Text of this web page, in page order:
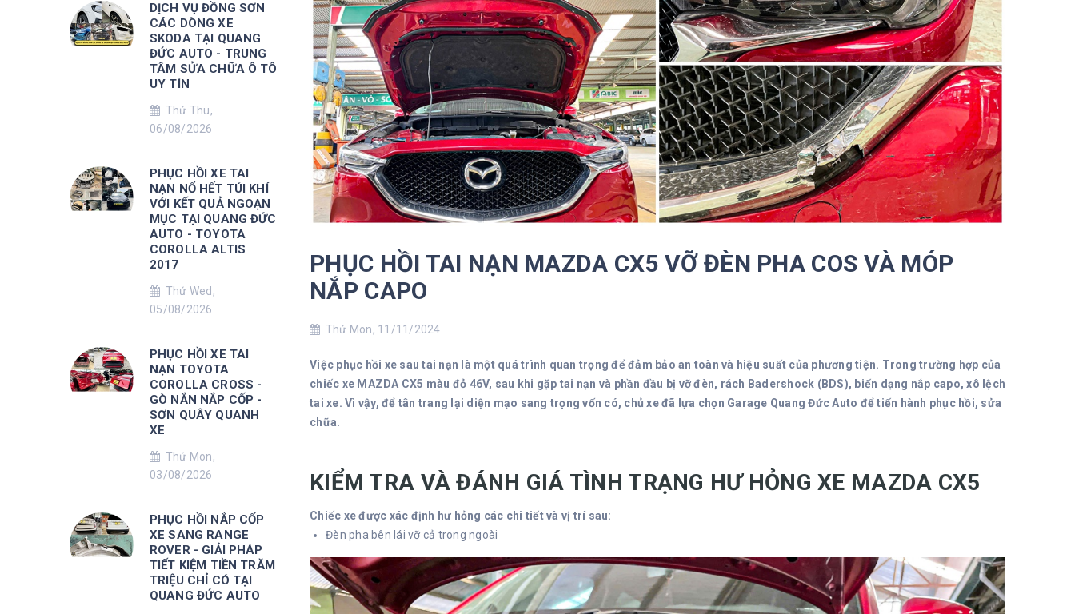
PHỤC HỒI TAI NẠN MAZDA CX5 VỠ ĐÈN PHA COS VÀ MÓP
NẮP CAPO
Thứ Mon, 11/11/2024
Việc phục hồi xe sau tai nạn là một quá trình quan trọng để đảm bảo an toàn và hiệu suất của phương tiện. Trong trường hợp của
chiếc xe MAZDA CX5 màu đỏ 46V, sau khi gặp tai nạn và phần đầu bị vỡ đèn, rách Badershock (BDS), biến dạng nắp capo, xô lệch
tai xe. Vì vậy, để tân trang lại diện mạo sang trọng vốn có, chủ xe đã lựa chọn Garage Quang Đức Auto để tiến hành phục hồi, sửa
chữa.
KIỂM TRA VÀ ĐÁNH GIÁ TÌNH TRẠNG HƯ HỎNG XE MAZDA CX5
Chiếc xe được xác định hư hỏng các chi tiết và vị trí sau:
Đèn pha bên lái vỡ cả trong ngoài
DỊCH VỤ ĐỒNG SƠN
CÁC DÒNG XE
SKODA TẠI QUANG
ĐỨC AUTO - TRUNG
TÂM SỬA CHỮA Ô TÔ
UY TÍN
Thứ Thu,
06/08/2026
PHỤC HỒI XE TAI
NẠN NỔ HẾT TÚI KHÍ
VỚI KẾT QUẢ NGOẠN
MỤC TẠI QUANG ĐỨC
AUTO - TOYOTA
COROLLA ALTIS
2017
Thứ Wed,
05/08/2026
PHỤC HỒI XE TAI
NẠN TOYOTA
COROLLA CROSS -
GÒ NẮN NẮP CỐP -
SƠN QUÂY QUANH
XE
Thứ Mon,
03/08/2026
PHỤC HỒI NẮP CỐP
XE SANG RANGE
ROVER - GIẢI PHÁP
TIẾT KIỆM TIỀN TRĂM
TRIỆU CHỈ CÓ TẠI
QUANG ĐỨC AUTO